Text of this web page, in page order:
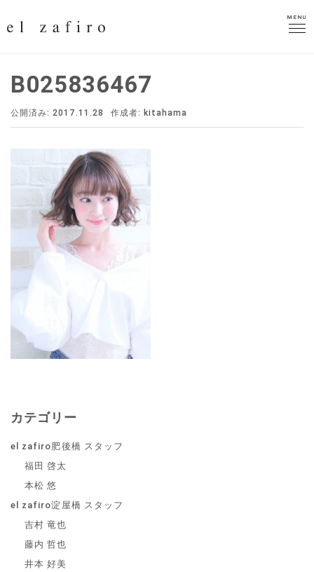
MENU
MENU
B025836467
公開済み: 2017.11.28 作成者: kitahama
カテゴリー
el zafiro肥後橋 スタッフ
福田 啓太
本松 悠
el zafiro淀屋橋 スタッフ
吉村 竜也
藤内 哲也
井本 好美